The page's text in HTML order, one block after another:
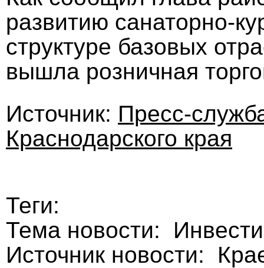
развитию санаторно-
структуре базовых
вышла розничная
Источник: Пресс-
Краснодарского края
Теги:
Тема новости:
Источник новости: